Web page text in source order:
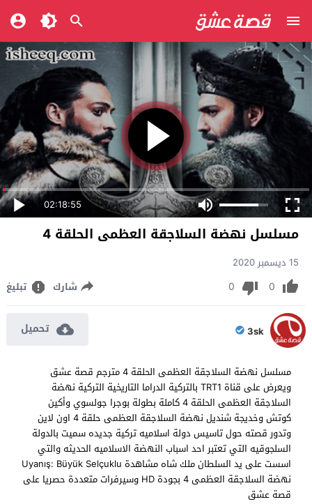
02:18:55
مسلسل نهضة السلاجقة العظمى الحلقة 4
15 ديسمبر 2020
0
0 شارك تبليغ
3sk تحميل
مسلسل نهضة السلاجقة العظمى الحلقة 4 مترجم قصة عشق
ويعرض على قناة TRT1 بالتركية الدراما التاريخية التركية نهضة
السلاجقة العظمى الحلقة 4 كاملة بطولة بوجرا جولسوي وأكين
كوتش وخديجة شنديل نهضة السلاجقة العظمى حلقة 4 اون لاين
وتدور قصته حول تاسيس دولة اسلاميه تركية جديده سميت بالدولة
السلجوقيه التي تعتبر احد اسباب النهضة الاسلاميه الحديثه والتي
اسست على يد السلطان ملك شاه مشاهدة Uyanış: Büyük Selçuklu
نهضة السلاجقة العظمى 4 بجودة HD وسيرفرات متعددة حصريا على
قصة عشق